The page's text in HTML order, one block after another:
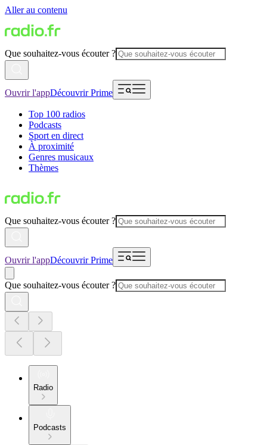
Aller au contenu
Que souhaitez-vous écouter ?
Ouvrir l'appDécouvrir Prime
Top 100 radios
Podcasts
Sport en direct
À proximité
Genres musicaux
Thèmes
Que souhaitez-vous écouter ?
Ouvrir l'appDécouvrir Prime
Que souhaitez-vous écouter ?
Radio
Podcasts